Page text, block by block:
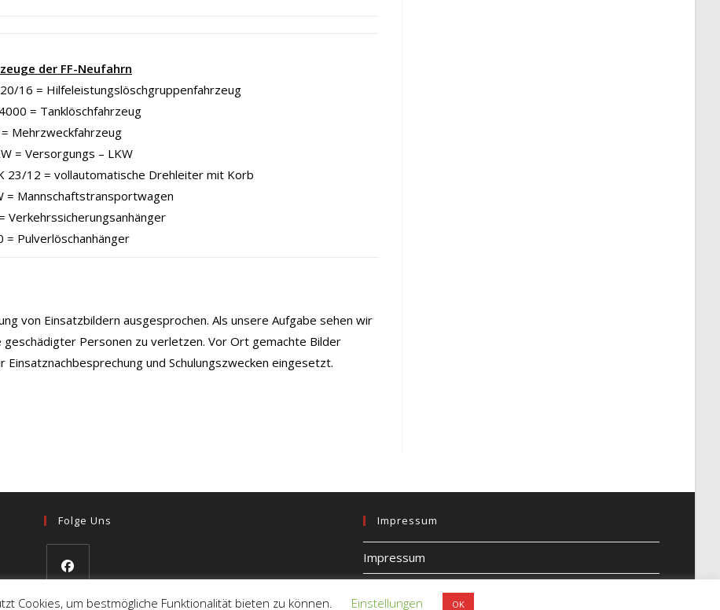
der FF-Neufahrn
16 = Hilfeleistungslöschgruppenfahrzeug
= Tanklöschfahrzeug
= Mehrzweckfahrzeug
= Versorgungs – LKW
23/12 = vollautomatische Drehleiter mit Korb
= Mannschaftstransportwagen
Verkehrssicherungsanhänger
= Pulverlöschanhänger
von Einsatzbildern ausgesprochen. Als unsere Aufgabe sehen wir
Personen zu verletzen. Vor Ort gemachte Bilder
und Schulungszwecken eingesetzt.
Folge Uns
Opens
Impressum
Impressum
Cookies, um bestmögliche Funktionalität bieten zu können.
Einstellungen OK